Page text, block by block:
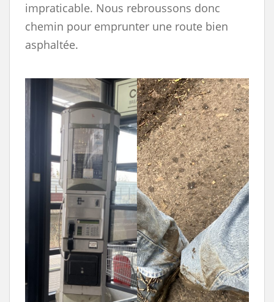
impraticable. Nous rebroussons donc
chemin pour emprunter une route bien
asphaltée.